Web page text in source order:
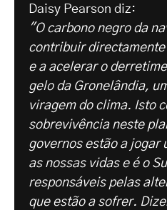
Daisy Pearson diz:
"O carbono negro da
contribuir
e a acelerar o
gelo da Gronelândia,
viragem do clima. Isto
sobrevivência neste
governos estão a jogar
as nossas vidas e é o
responsáveis pelas
que estão a sofrer.